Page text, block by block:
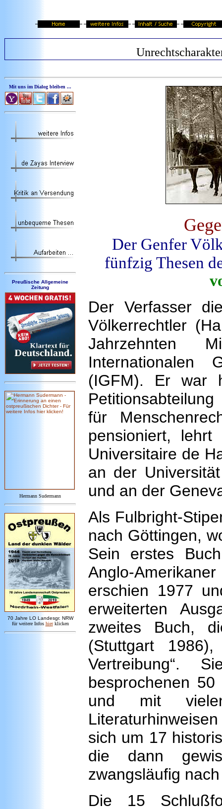
Mit uns im Dialog bleiben ...
Preußische Allgemeine
Zeitung
Hermann Sudermann
70 Jahre LO Landesgr. NRW
für weitere Infos hier klicken
Der Genfer
fünfzig Thesen
Der Verfasser
Völkerrechtler
Jahrzehnten
Internationalen
(IGFM). Er war
für
pensioniert,
Universitaire de
an der
und an der
Als Fulbright-
nach Göttingen,
Sein erstes
Anglo-
erschien 1977
erweiterten
zweites Buch,
(Stuttgart
Vertreibung“.
besprochenen
und mit
sich um 17
die dann
zwangsläufig
Die 15